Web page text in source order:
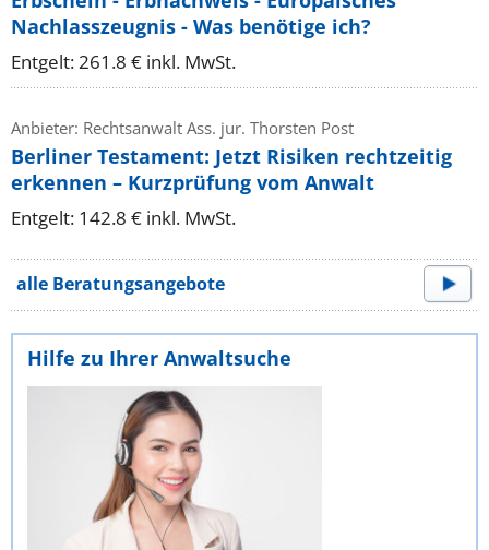
Nachlasszeugnis - Was benötige ich?
Entgelt: 261.8 € inkl. MwSt.
Anbieter: Rechtsanwalt Ass. jur. Thorsten Post
Berliner Testament: Jetzt Risiken rechtzeitig
erkennen – Kurzprüfung vom Anwalt
Entgelt: 142.8 € inkl. MwSt.
alle Beratungsangebote
Hilfe zu Ihrer Anwaltsuche